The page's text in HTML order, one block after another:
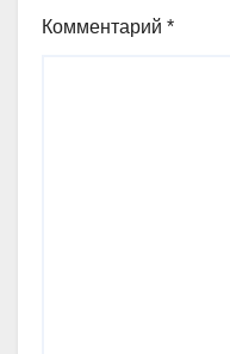
Комментарий *